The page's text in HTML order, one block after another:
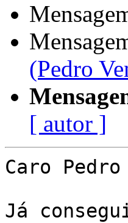
(Pedro
[ autor ]
Caro
Já